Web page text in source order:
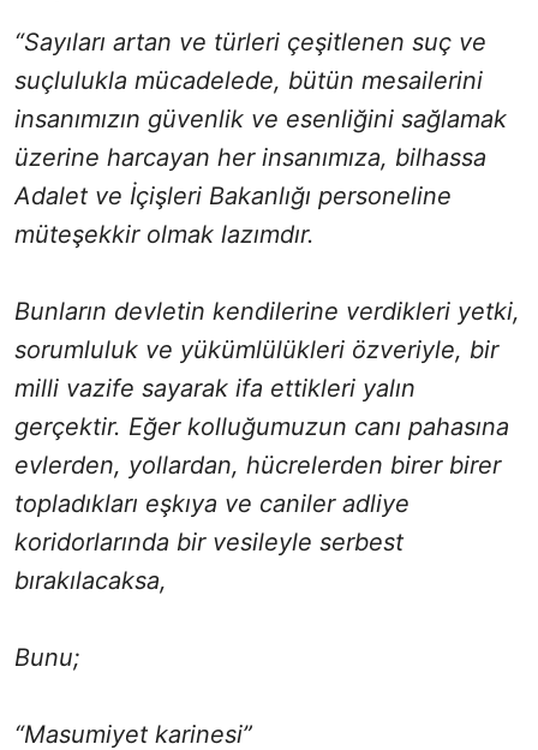
“Sayıları artan ve türleri çeşitlenen suç ve
suçlulukla mücadelede, bütün mesailerini
insanımızın güvenlik ve esenliğini sağlamak
üzerine harcayan her insanımıza, bilhassa
Adalet ve İçişleri Bakanlığı personeline
müteşekkir olmak lazımdır.
Bunların devletin kendilerine verdikleri yetki,
sorumluluk ve yükümlülükleri özveriyle, bir
milli vazife sayarak ifa ettikleri yalın
gerçektir. Eğer kolluğumuzun canı pahasına
evlerden, yollardan, hücrelerden birer birer
topladıkları eşkıya ve caniler adliye
koridorlarında bir vesileyle serbest
bırakılacaksa,
Bunu;
“Masumiyet karinesi”